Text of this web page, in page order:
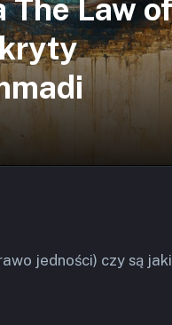
The Law
jedności) czy są